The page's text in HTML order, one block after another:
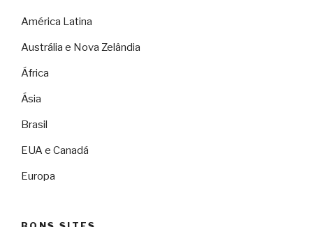
América Latina
Austrália e Nova Zelândia
África
Ásia
Brasil
EUA e Canadá
Europa